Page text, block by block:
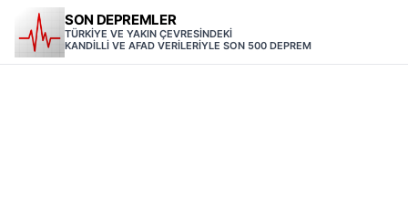
SON DEPREMLER
TÜRKİYE VE YAKIN ÇEVRESİNDEKİ
KANDİLLİ VE AFAD VERİLERİYLE SON 500 DEPREM